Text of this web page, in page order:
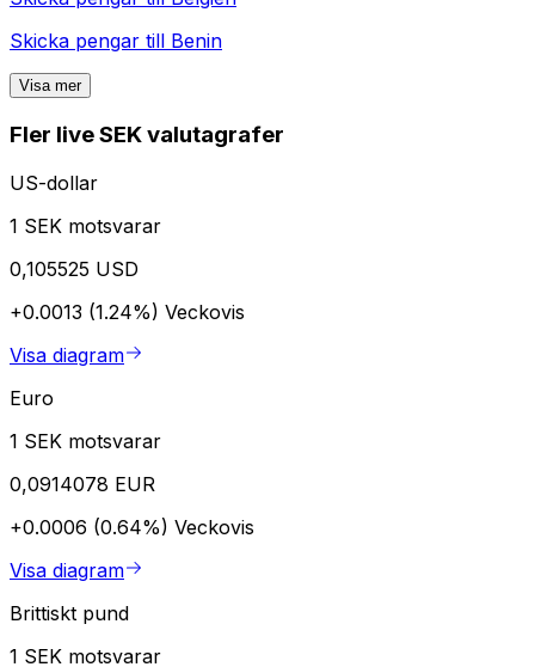
Skicka pengar till Benin
Visa mer
Fler live SEK valutagrafer
US-dollar
1 SEK motsvarar
0,105525 USD
+0.0013 (1.24%) Veckovis
Visa diagram
Euro
1 SEK motsvarar
0,0914078 EUR
+0.0006 (0.64%) Veckovis
Visa diagram
Brittiskt pund
1 SEK motsvarar